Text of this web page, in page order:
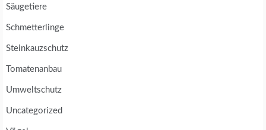
Säugetiere
Schmetterlinge
Steinkauzschutz
Tomatenanbau
Umweltschutz
Uncategorized